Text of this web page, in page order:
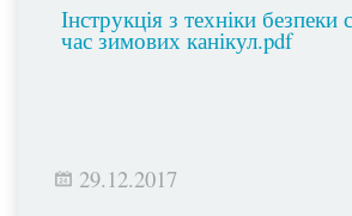
Інструкція з техніки безпеки
час зимових канікул.pdf
29.12.2017